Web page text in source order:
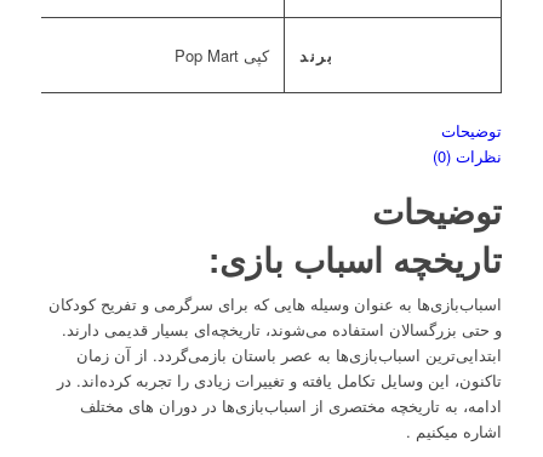
برند کپی Pop Mart
توضیحات
نظرات (0)
توضیحات
تاریخچه اسباب بازی:
اسباب‌بازی‌ها به عنوان وسیله هایی که برای سرگرمی و تفریح کودکان
و حتی بزرگسالان استفاده می‌شوند، تاریخچه‌ای بسیار قدیمی دارند.
ابتدایی‌ترین اسباب‌بازی‌ها به عصر باستان بازمی‌گردد. از آن زمان
تاکنون، این وسایل تکامل یافته و تغییرات زیادی را تجربه کرده‌اند. در
ادامه، به تاریخچه مختصری از اسباب‌بازی‌ها در دوران های مختلف
اشاره میکنیم .